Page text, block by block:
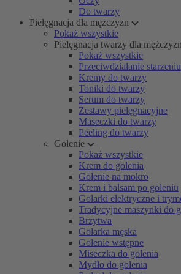
Do twarzy
Pielęgnacja dla mężczyzn
Pokaż wszystkie
Pielęgnacja twarzy dla mężczyzn
Pokaż wszystkie
Przeciwdziałanie starzeniu
Kremy do twarzy
Toniki do twarzy
Serum do twarzy
Zestawy pielęgnacyjne
Maseczki do twarzy
Peeling do twarzy
Golenie
Pokaż wszystkie
Krem do golenia
Golenie na mokro
Krem i balsam po goleniu
Golarki elektryczne i
Tradycyjne maszynki do
Brzytwa
Golarka męska
Golenie wstępne
Miseczka do golenia
Mydło do golenia